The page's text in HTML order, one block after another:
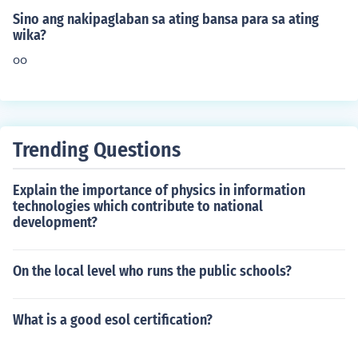
Sino ang nakipaglaban sa ating bansa para sa ating
wika?
oo
Trending Questions
Explain the importance of physics in information
technologies which contribute to national
development?
On the local level who runs the public schools?
What is a good esol certification?